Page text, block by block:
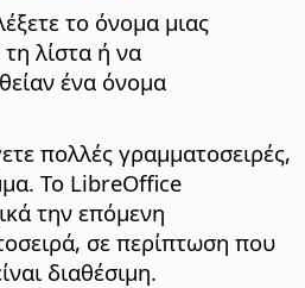
το όνομα μιας
λίστα ή να
ένα όνομα
πολλές γραμματοσειρές,
Το LibreOffice
την επόμενη
σε περίπτωση που
διαθέσιμη.